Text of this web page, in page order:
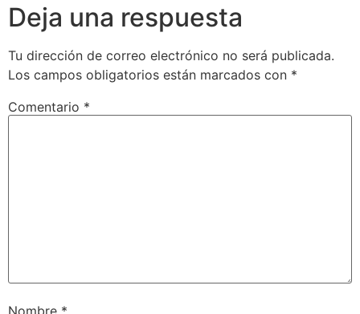
Deja una respuesta
Tu dirección de correo electrónico no será publicada.
Los campos obligatorios están marcados con *
Comentario *